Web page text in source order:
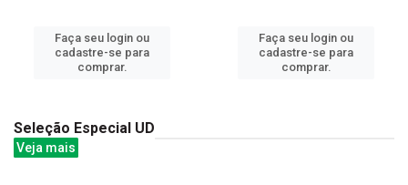
Faça seu login ou
cadastre-se para
comprar.
Faça seu login ou
cadastre-se para
comprar.
Seleção Especial UD
Veja mais